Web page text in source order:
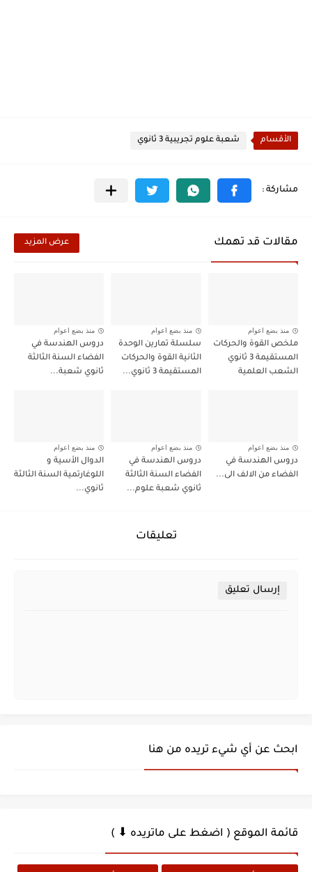
الأقسام شعبة علوم تجريبية 3 ثانوي
مقالات قد تهمك عرض المزيد
منذ بضع اعوام
ملخص القوة والحركات
المستقيمة 3 ثانوي
الشعب العلمية
منذ بضع اعوام
سلسلة تمارين الوحدة
الثانية القوة والحركات
المستقيمة 3 ثانوي...
منذ بضع اعوام
دروس الهندسة في
الفضاء السنة الثالثة
ثانوي شعبة...
منذ بضع اعوام
دروس الهندسة في
الفضاء من الالف الى...
منذ بضع اعوام
دروس الهندسة في
الفضاء السنة الثالثة
ثانوي شعبة علوم...
منذ بضع اعوام
الدوال الأسية و
اللوغارتمية السنة الثالثة
ثانوي...
تعليقات
إرسال تعليق
ابحث عن أي شيء تريده من هنا
قائمة الموقع ( اضغط على ماتريده ⬇ )